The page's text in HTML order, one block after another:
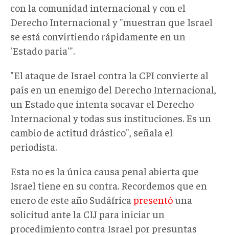
con la comunidad internacional y con el
Derecho Internacional y "muestran que Israel
se está convirtiendo rápidamente en un
'Estado paria'".
"El ataque de Israel contra la CPI convierte al
país en un enemigo del Derecho Internacional,
un Estado que intenta socavar el Derecho
Internacional y todas sus instituciones. Es un
cambio de actitud drástico", señala el
periodista.
Esta no es la única causa penal abierta que
Israel tiene en su contra. Recordemos que en
enero de este año Sudáfrica presentóuna
solicitud ante la CIJ para iniciar un
procedimiento contra Israel por presuntas